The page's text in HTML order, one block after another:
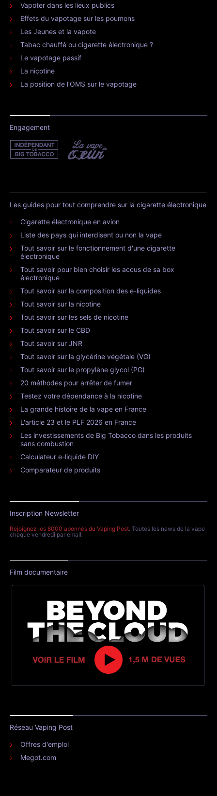
Vapoter dans les lieux publics
Effets du vapotage sur les poumons
Les Jeunes et la vapote
Tabac chauffé ou cigarette électronique ?
Le vapotage passif
La nicotine
La position de l’OMS sur le vapotage
Engagement
Les guides pour tout comprendre sur la cigarette électronique
Cigarette électronique en avion
Liste des pays qui interdisent ou non la vape
Tout savoir sur le fonctionnement d'une cigarette
électronique
Tout savoir pour bien choisir les accus de sa box
électronique
Tout savoir sur la composition des e-liquides
Tout savoir sur la nicotine
Tout savoir sur les sels de nicotine
Tout savoir sur le CBD
Tout savoir sur JNR
Tout savoir sur la glycérine végétale (VG)
Tout savoir sur le propylène glycol (PG)
20 méthodes pour arrêter de fumer
Testez votre dépendance à la nicotine
La grande histoire de la vape en France
L'article 23 et le PLF 2026 en France
Les investissements de Big Tobacco dans les produits
sans combustion
Calculateur e-liquide DIY
Comparateur de produits
Inscription Newsletter
Rejoignez les 8000 abonnés du Vaping Post. Toutes les news de la vape
chaque vendredi par email.
Film documentaire
Réseau Vaping Post
Offres d'emploi
Megot.com